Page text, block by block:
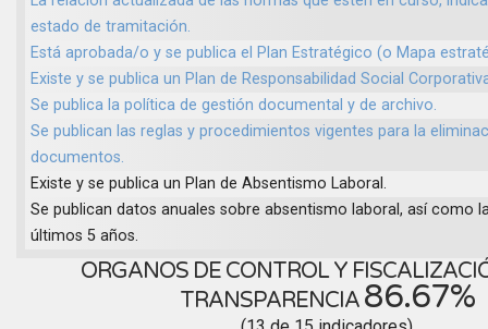
estado de tramitación.
Está aprobada/o y se publica el Plan Estratégico (o Mapa
Existe y se publica un Plan de Responsabilidad Social
Se publica la política de gestión documental y de archivo.
Se publican las reglas y procedimientos vigentes para la
documentos.
Existe y se publica un Plan de Absentismo Laboral.
Se publican datos anuales sobre absentismo laboral, así como
últimos 5 años.
ORGANOS DE CONTROL Y
TRANSPARENCIA 86.67%